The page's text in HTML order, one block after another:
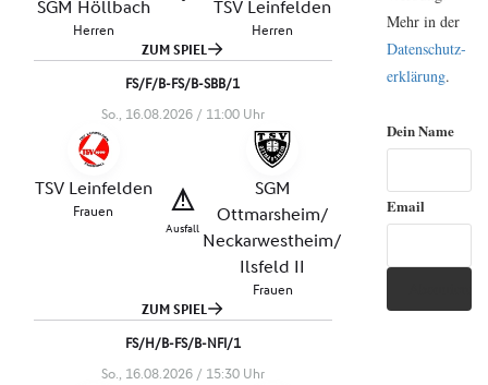
Mehr in der
Daten­schutz­
erklärung.
Dein Name
Email